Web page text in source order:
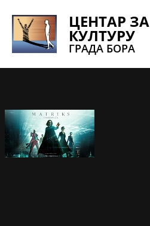
sadržaj
ЦЕНТАР ЗА
КУЛТУРУ
ГРАДА БОРА